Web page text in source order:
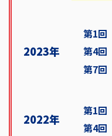
2023年
第1回
第4回
第7回
2022年
第1回
第4回